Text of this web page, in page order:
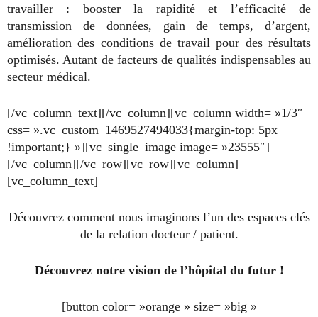
travailler : booster la rapidité et l’efficacité de
transmission de données, gain de temps, d’argent,
amélioration des conditions de travail pour des résultats
optimisés. Autant de facteurs de qualités indispensables au
secteur médical.
[/vc_column_text][/vc_column][vc_column width= »1/3″
css= ».vc_custom_1469527494033{margin-top: 5px
!important;} »][vc_single_image image= »23555″]
[/vc_column][/vc_row][vc_row][vc_column]
[vc_column_text]
Découvrez comment nous imaginons l’un des espaces clés
de la relation docteur / patient.
Découvrez notre vision de l’hôpital du futur !
[button color= »orange » size= »big »